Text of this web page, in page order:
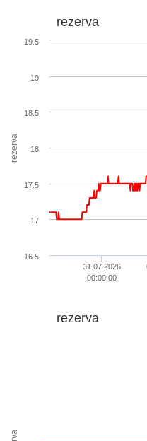
rezerva
rezerva
31.07.2026
00:00:00
16.5
17
17.5
18
18.5
19
19.5
rezerva